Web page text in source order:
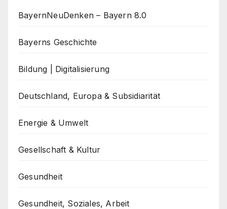
BayernNeuDenken – Bayern 8.0
Bayerns Geschichte
Bildung | Digitalisierung
Deutschland, Europa & Subsidiarität
Energie & Umwelt
Gesellschaft & Kultur
Gesundheit
Gesundheit, Soziales, Arbeit